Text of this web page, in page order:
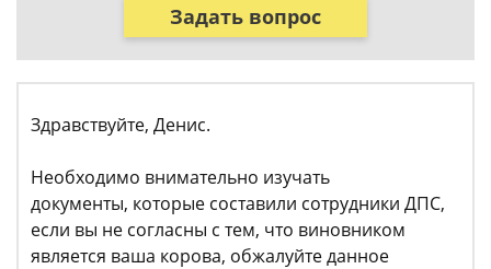
Задать вопрос
Здравствуйте, Денис.
Необходимо внимательно изучать
документы, которые составили сотрудники ДПС,
если вы не согласны с тем, что виновником
является ваша корова, обжалуйте данное